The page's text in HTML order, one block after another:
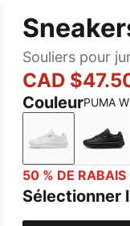
Souliers pour
CAD
CouleurPUMA
PUMA White-
50 % DE
Sélectionner